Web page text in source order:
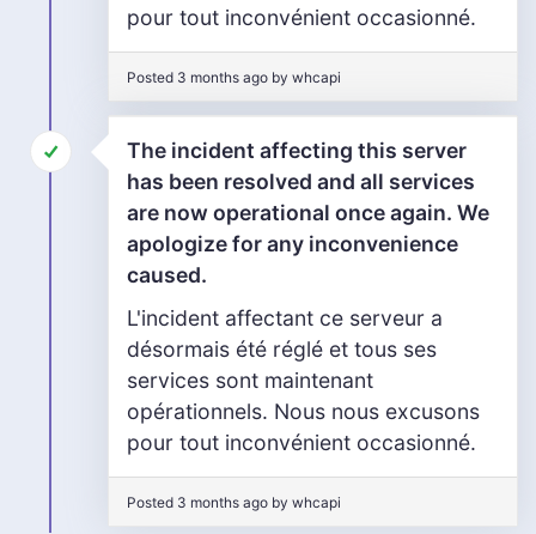
pour tout inconvénient occasionné.
Posted 3 months ago by whcapi
The incident affecting this server
has been resolved and all services
are now operational once again. We
apologize for any inconvenience
caused.
L'incident affectant ce serveur a
désormais été réglé et tous ses
services sont maintenant
opérationnels. Nous nous excusons
pour tout inconvénient occasionné.
Posted 3 months ago by whcapi